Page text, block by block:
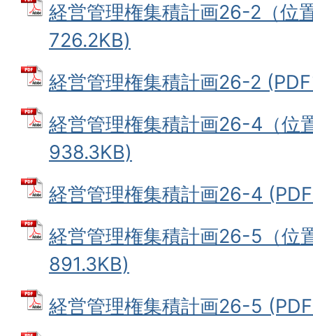
経営管理権集積計画26-2（位
726.2KB)
経営管理権集積計画26-2
経営管理権集積計画26-4（位
938.3KB)
経営管理権集積計画26-4
経営管理権集積計画26-5（位
891.3KB)
経営管理権集積計画26-5